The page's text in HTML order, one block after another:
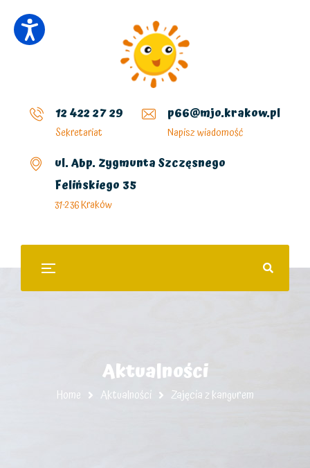
12 422 27 29
Sekretariat
p66@mjo.krakow.pl
Napisz wiadomość
ul. Abp. Zygmunta Szczęsnego
Felińskiego 35
31-236 Kraków
Aktualności
Home Aktualności Zajęcia z kangurem